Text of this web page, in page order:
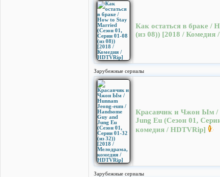
Как остаться в браке /
(из 08)) [2018 / Комедия
Зарубежные сериалы
Красавчик и Чжон Ым /
Jung Eu (Сезон 01,
комедия / HDTVRip]
Зарубежные сериалы